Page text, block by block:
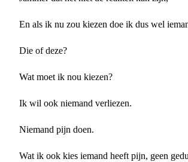
En als ik nu zou kiezen doe ik dus wel
Die of deze?
Wat moet ik nou kiezen?
Ik wil ook niemand verliezen.
Niemand pijn doen.
Wat ik ook kies iemand heeft pijn, geen